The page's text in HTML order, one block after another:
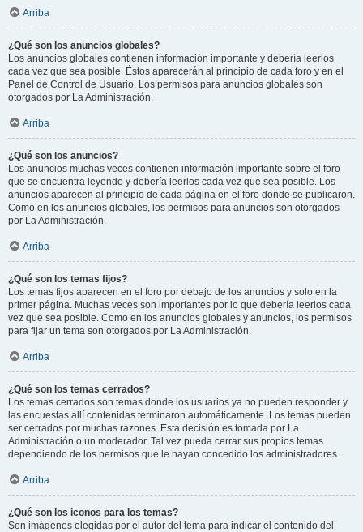
Arriba
¿Qué son los anuncios globales?
Los anuncios globales contienen información importante y debería leerlos
cada vez que sea posible. Éstos aparecerán al principio de cada foro y en el
Panel de Control de Usuario. Los permisos para anuncios globales son
otorgados por La Administración.
Arriba
¿Qué son los anuncios?
Los anuncios muchas veces contienen información importante sobre el foro
que se encuentra leyendo y debería leerlos cada vez que sea posible. Los
anuncios aparecen al principio de cada página en el foro donde se publicaron.
Como en los anuncios globales, los permisos para anuncios son otorgados
por La Administración.
Arriba
¿Qué son los temas fijos?
Los temas fijos aparecen en el foro por debajo de los anuncios y solo en la
primer página. Muchas veces son importantes por lo que debería leerlos cada
vez que sea posible. Como en los anuncios globales y anuncios, los permisos
para fijar un tema son otorgados por La Administración.
Arriba
¿Qué son los temas cerrados?
Los temas cerrados son temas donde los usuarios ya no pueden responder y
las encuestas allí contenidas terminaron automáticamente. Los temas pueden
ser cerrados por muchas razones. Esta decisión es tomada por La
Administración o un moderador. Tal vez pueda cerrar sus propios temas
dependiendo de los permisos que le hayan concedido los administradores.
Arriba
¿Qué son los iconos para los temas?
Son imágenes elegidas por el autor del tema para indicar el contenido del